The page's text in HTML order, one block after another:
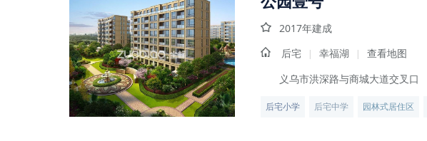
2017年建成
后宅
| 幸福湖 |
查看地图
义乌市洪深路与商城大道交叉口
后宅小学 后宅中学 园林式居住区